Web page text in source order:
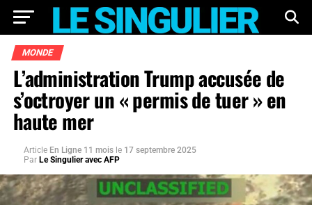
MONDE
L’administration Trump accusée de
s’octroyer un « permis de tuer » en
haute mer
Article En Ligne 11 mois le 17 septembre 2025
Par Le Singulier avec AFP